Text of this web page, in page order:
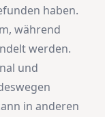
haben.
während
werden.
und
in anderen